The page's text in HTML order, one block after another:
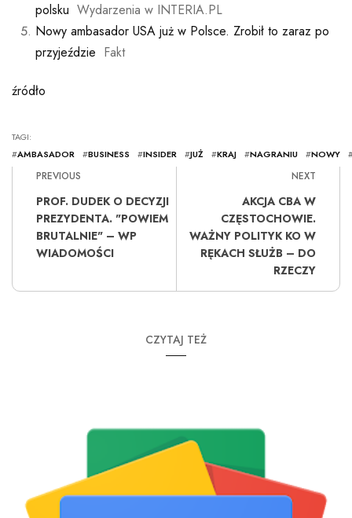
polsku Wydarzenia w INTERIA.PL
Nowy ambasador USA już w Polsce. Zrobił to zaraz po
przyjeździe Fakt
źródło
TAGI:
#AMBASADOR #BUSINESS #INSIDER #JUŻ #KRAJ #NAGRANIU #NOWY
PREVIOUS
PROF. DUDEK O DECYZJI
PREZYDENTA. "POWIEM
BRUTALNIE" – WP
WIADOMOŚCI
NEXT
AKCJA CBA W
CZĘSTOCHOWIE.
WAŻNY POLITYK KO W
RĘKACH SŁUŻB – DO
RZECZY
CZYTAJ TEŻ